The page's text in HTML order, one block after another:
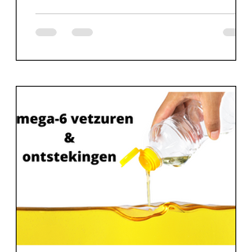
LDL-cholesterol worden gezien als
oorzaak van hart- en vaatziekten, komt
cholesterolpropaganda, die allemaal
begonnen is bij één man: Ancel Keys.
Althans, dat gelooft Lars van den
Nieuwenhoff. En hij is daarin niet de
enige. Al enkele tientallen jaren wordt
er campagne gevoerd tegen het werk
van